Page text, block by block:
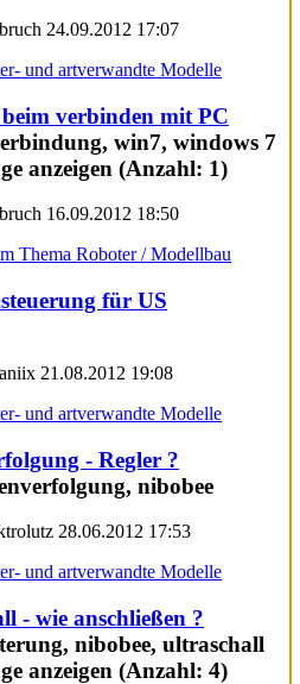
24.09.2012 17:07
und artverwandte Modelle
verbinden mit PC
16.09.2012 18:50
Thema Roboter / Modellbau
für US
21.08.2012 19:08
und artverwandte Modelle
- Regler ?
28.06.2012 17:53
und artverwandte Modelle
- wie anschließen ?